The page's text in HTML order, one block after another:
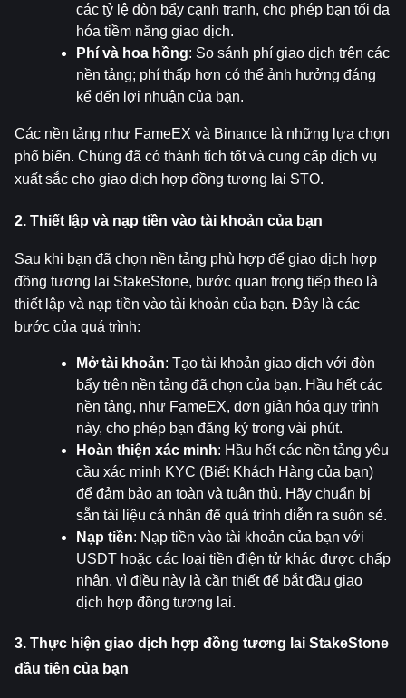
các tỷ lệ đòn bẩy cạnh tranh, cho phép bạn tối đa
hóa tiềm năng giao dịch.
Phí và hoa hồng: So sánh phí giao dịch trên các
nền tảng; phí thấp hơn có thể ảnh hưởng đáng
kể đến lợi nhuận của bạn.
Các nền tảng như FameEX và Binance là những lựa chọn
phổ biến. Chúng đã có thành tích tốt và cung cấp dịch vụ
xuất sắc cho giao dịch hợp đồng tương lai STO.
2. Thiết lập và nạp tiền vào tài khoản của bạn
Sau khi bạn đã chọn nền tảng phù hợp để giao dịch hợp
đồng tương lai StakeStone, bước quan trọng tiếp theo là
thiết lập và nạp tiền vào tài khoản của bạn. Đây là các
bước của quá trình:
Mở tài khoản: Tạo tài khoản giao dịch với đòn
bẩy trên nền tảng đã chọn của bạn. Hầu hết các
nền tảng, như FameEX, đơn giản hóa quy trình
này, cho phép bạn đăng ký trong vài phút.
Hoàn thiện xác minh: Hầu hết các nền tảng yêu
cầu xác minh KYC (Biết Khách Hàng của bạn)
để đảm bảo an toàn và tuân thủ. Hãy chuẩn bị
sẵn tài liệu cá nhân để quá trình diễn ra suôn sẻ.
Nạp tiền: Nạp tiền vào tài khoản của bạn với
USDT hoặc các loại tiền điện tử khác được chấp
nhận, vì điều này là cần thiết để bắt đầu giao
dịch hợp đồng tương lai.
3. Thực hiện giao dịch hợp đồng tương lai StakeStone
đầu tiên của bạn